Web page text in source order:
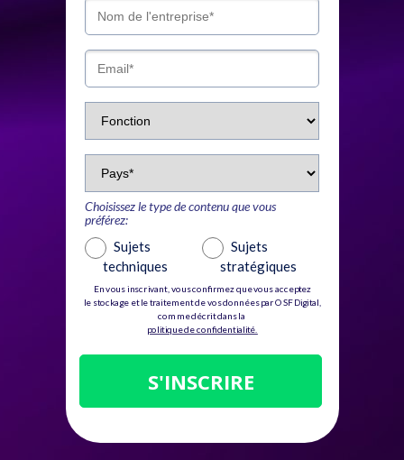
Choisissez le type de contenu que vous
préférez:
Sujets
techniques
Sujets
stratégiques
S'INSCRIRE
En vous inscrivant, vous confirmez que vous acceptez
le stockage et le traitement de vos données par OSF Digital,
comme décrit dans la
politique de confidentialité.